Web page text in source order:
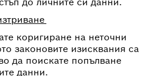
коригиране на неточни
законовите изисквания са
да поискате попълване
данни.